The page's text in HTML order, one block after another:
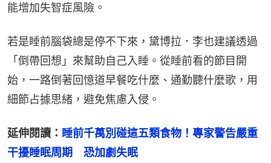
能增加失智症風險。
若是睡前腦袋總是停不下來，黛博拉．李也建議透過
「倒帶回想」來幫助自己入睡。從睡前看的節目開
始，一路倒著回憶道早餐吃什麼、通勤聽什麼歌，用
細節占據思緒，避免焦慮入侵。
延伸閱讀： 睡前千萬別碰這五類食物！專家警告嚴重
干擾睡眠周期　恐加劇失眠